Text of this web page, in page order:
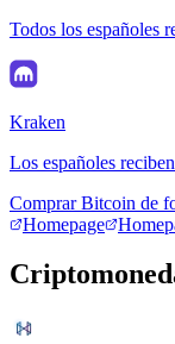
Todos los españoles
Kraken
Los españoles
Comprar Bitcoin de
Homepage